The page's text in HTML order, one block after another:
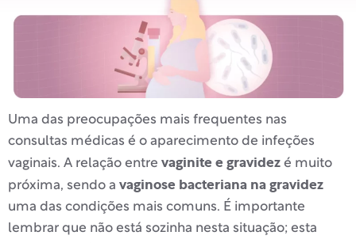
Uma das preocupações mais frequentes nas
consultas médicas é o aparecimento de infeções
vaginais. A relação entre vaginite e gravidez é muito
próxima, sendo a vaginose bacteriana na gravidez
uma das condições mais comuns. É importante
lembrar que não está sozinha nesta situação; esta